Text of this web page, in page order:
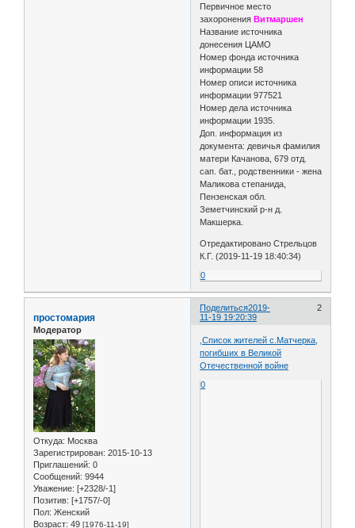
Первичное место
захороненияВитмаршен
Название источника
донесения ЦАМО
Номер фонда источника
информации 58
Номер описи источника
информации 977521
Номер дела источника
информации 1935.
Доп. информация из
документа: девичья фамилия
матери Качанова, 679 отд.
сап. бат., родственники - жена
Маликова степанида,
Пензенская обл.
Земетчинский р-н д.
Макшерка.
Отредактировано Стрельцов
К.Г. (2019-11-19 18:40:34)
0
Поделиться 2
2019-
11-19 19:20:39
простомария
Модератор
Откуда: Москва
Зарегистрирован: 2015-10-13
Приглашений: 0
Сообщений: 9944
Уважение: [+2328/-1]
Позитив: [+1757/-0]
Пол: Женский
Возраст: 49 [1976-11-19]
,Список жителей с.Матчерка,
погибших в Великой
Отечественной войне
0